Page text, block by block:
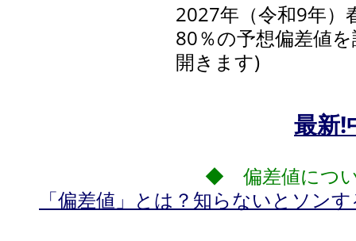
2027年（令和9年）
80％の予想偏差値
開きます)
最新!
◆ 偏差値につ
「偏差値」とは？知らないとソン